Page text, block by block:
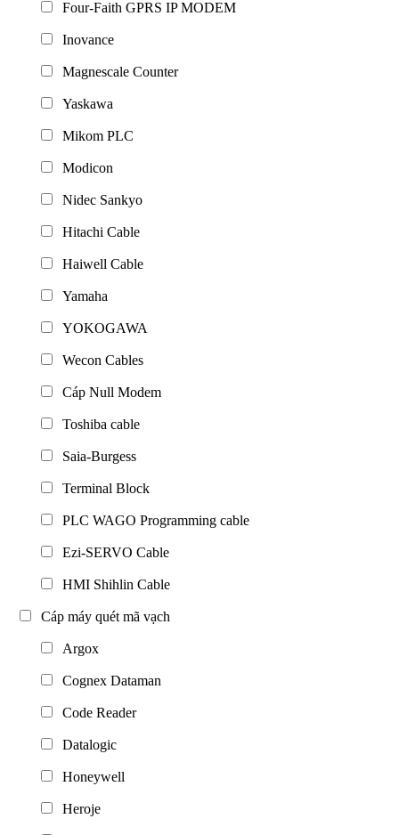
Four-Faith GPRS IP MODEM
Inovance
Magnescale Counter
Yaskawa
Mikom PLC
Modicon
Nidec Sankyo
Hitachi Cable
Haiwell Cable
Yamaha
YOKOGAWA
Wecon Cables
Cáp Null Modem
Toshiba cable
Saia-Burgess
Terminal Block
PLC WAGO Programming cable
Ezi-SERVO Cable
HMI Shihlin Cable
Cáp máy quét mã vạch
Argox
Cognex Dataman
Code Reader
Datalogic
Honeywell
Heroje